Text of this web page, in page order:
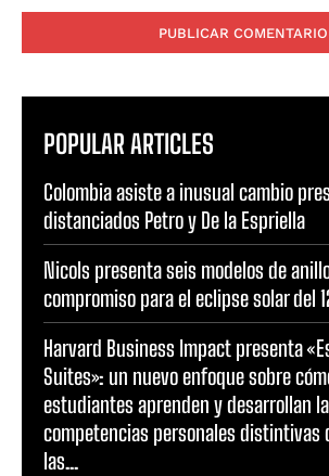
POPULAR ARTICLES
Colombia asiste a inusual cambio
distanciados Petro y De la Espriella
Nicols presenta seis modelos de
compromiso para el eclipse solar del
Harvard Business Impact presenta
Suites»: un nuevo enfoque sobre
estudiantes aprenden y desarrollan
competencias personales distintivas
las...